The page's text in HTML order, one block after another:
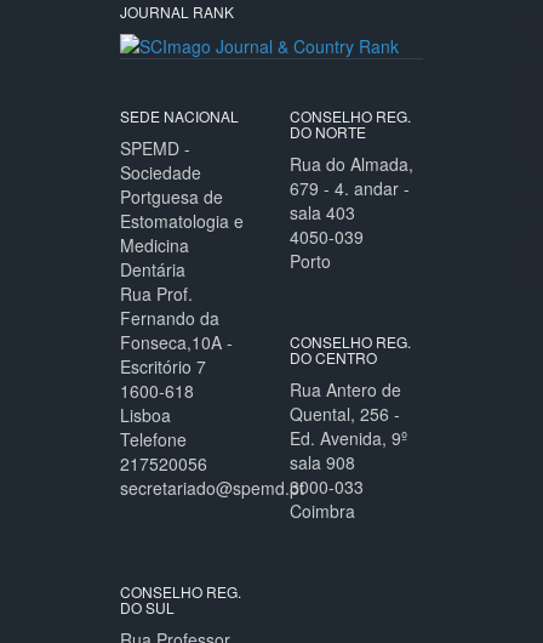
JOURNAL RANK
SEDE NACIONAL
SPEMD -
Sociedade
Portguesa de
Estomatologia e
Medicina
Dentária
Rua Prof.
Fernando da
Fonseca,10A -
Escritório 7
1600-618
Lisboa
Telefone
217520056
secretariado@spemd.pt
CONSELHO REG.
DO NORTE
Rua do Almada,
679 - 4. andar -
sala 403
4050-039
Porto
CONSELHO REG.
DO CENTRO
Rua Antero de
Quental, 256 -
Ed. Avenida, 9º
sala 908
3000-033
Coimbra
CONSELHO REG.
DO SUL